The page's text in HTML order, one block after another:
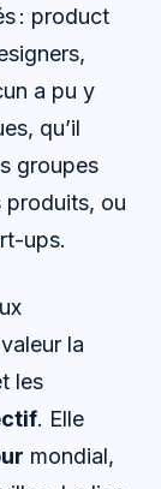
: product
a pu y
qu’il
groupes
produits, ou
ups.
la
les
. Elle
mondial,